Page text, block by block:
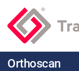
Orthoscan